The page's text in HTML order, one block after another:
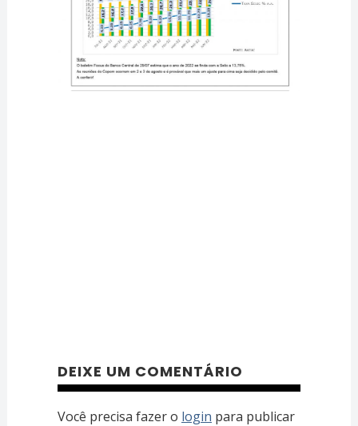
DEIXE UM COMENTÁRIO
Você precisa fazer o login para publicar